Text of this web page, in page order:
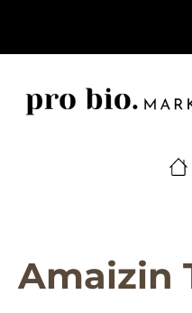
Amaizin